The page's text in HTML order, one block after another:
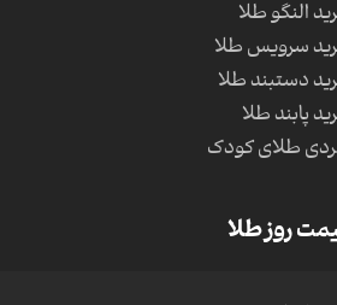
النگو طلا
سرویس طلا
دستبند طلا
پابند طلا
طلای کودک
روز طلا